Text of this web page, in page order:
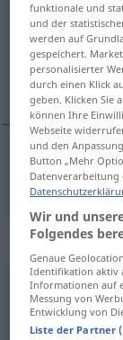
Übersicht
(Für mehr Details
dénigrer
dénigrer
(jemandem
(sich) zuflüstern
funktionale und
und der
werden auf
gespeichert.
personalisierter
durch einen Klick
geben. Klicken Sie
können Ihre
Webseite
und den
Button „Mehr
Datenverarbeitung
Wir und
Folgendes
Genaue
Identifikation aktiv
Informationen auf
Messung von
Entwicklung von
Liste der Partner